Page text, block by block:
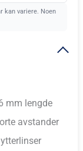
kan variere. Noen
mm lengde
avstander